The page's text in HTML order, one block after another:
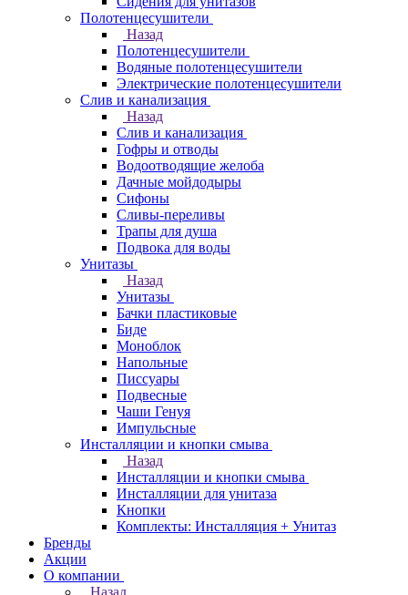
Полотенцесушители
Назад
Полотенцесушители
Водяные полотенцесушители
Электрические полотенцесушители
Слив и канализация
Назад
Слив и канализация
Гофры и отводы
Водоотводящие желоба
Дачные мойдодыры
Сифоны
Сливы-переливы
Трапы для душа
Подвока для воды
Унитазы
Назад
Унитазы
Бачки пластиковые
Биде
Моноблок
Напольные
Писсуары
Подвесные
Чаши Генуя
Импульсные
Инсталляции и кнопки смыва
Назад
Инсталляции и кнопки смыва
Инсталляции для унитаза
Кнопки
Комплекты: Инсталляция + Унитаз
Бренды
Акции
О компании
Назад